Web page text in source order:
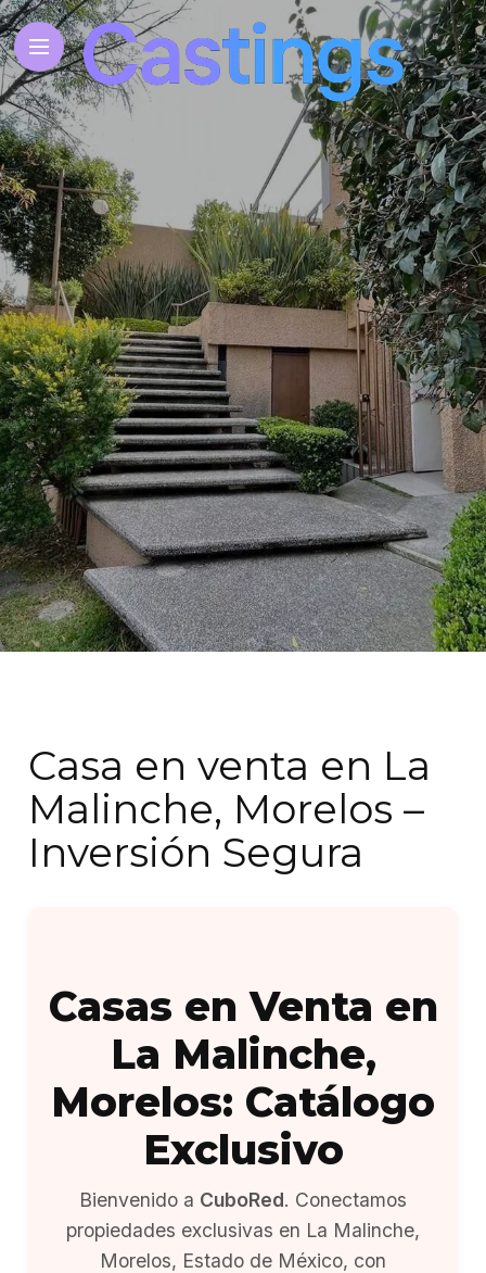
Casa en venta en La
Malinche, Morelos –
Inversión Segura
Casas en Venta en
La Malinche,
Morelos: Catálogo
Exclusivo
Bienvenido a CuboRed. Conectamos
propiedades exclusivas en La Malinche,
Morelos, Estado de México, con